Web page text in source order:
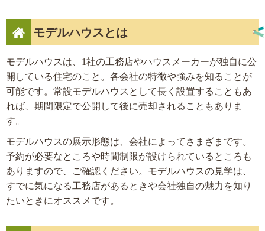
モデルハウスとは
モデルハウスは、1社の工務店やハウスメーカーが独自に公
開している住宅のこと。各会社の特徴や強みを知ることが
可能です。常設モデルハウスとして長く設置することもあ
れば、期間限定で公開して後に売却されることもありま
す。
モデルハウスの展示形態は、会社によってさまざまです。
予約が必要なところや時間制限が設けられているところも
ありますので、ご確認ください。モデルハウスの見学は、
すでに気になる工務店があるときや会社独自の魅力を知り
たいときにオススメです。